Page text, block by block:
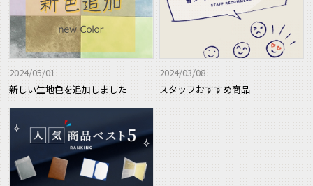
2024/05/01
新しい生地色を追加しました
2024/03/08
スタッフおすすめ商品